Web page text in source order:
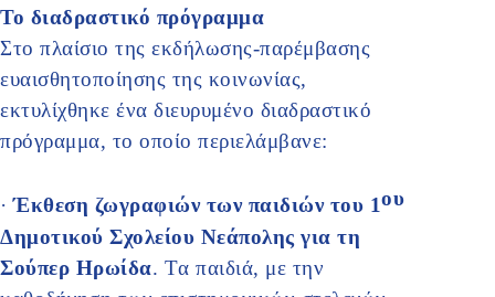
Το διαδραστικό πρόγραμμα
Στο πλαίσιο της εκδήλωσης-παρέμβασης
ευαισθητοποίησης της κοινωνίας,
εκτυλίχθηκε ένα διευρυμένο διαδραστικό
πρόγραμμα, το οποίο περιελάμβανε:
·Έκθεση ζωγραφιών των παιδιών του 1ου
Δημοτικού Σχολείου Νεάπολης για τη
Σούπερ Ηρωίδα. Tα παιδιά, με την